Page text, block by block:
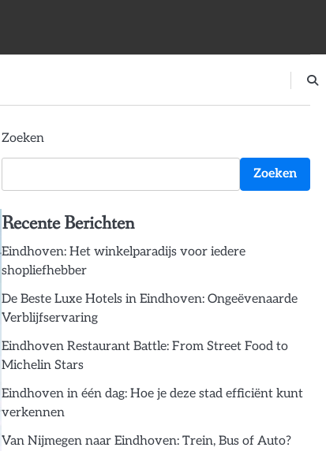
Zoeken
Zoeken
Recente Berichten
Eindhoven: Het winkelparadijs voor iedere
shopliefhebber
De Beste Luxe Hotels in Eindhoven: Ongeëvenaarde
Verblijfservaring
Eindhoven Restaurant Battle: From Street Food to
Michelin Stars
Eindhoven in één dag: Hoe je deze stad efficiënt kunt
verkennen
Van Nijmegen naar Eindhoven: Trein, Bus of Auto?